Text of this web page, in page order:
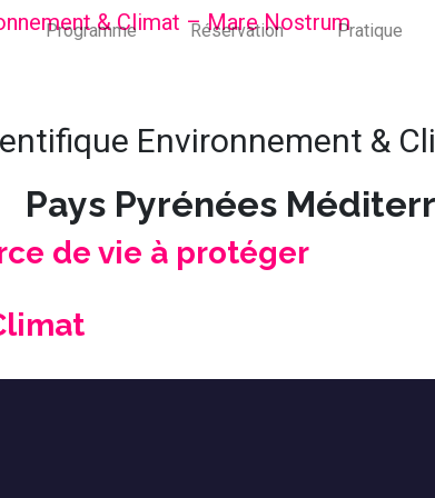
Programme Réservation Pratique
Environnement &
Pays Pyrénées
de vie à protéger